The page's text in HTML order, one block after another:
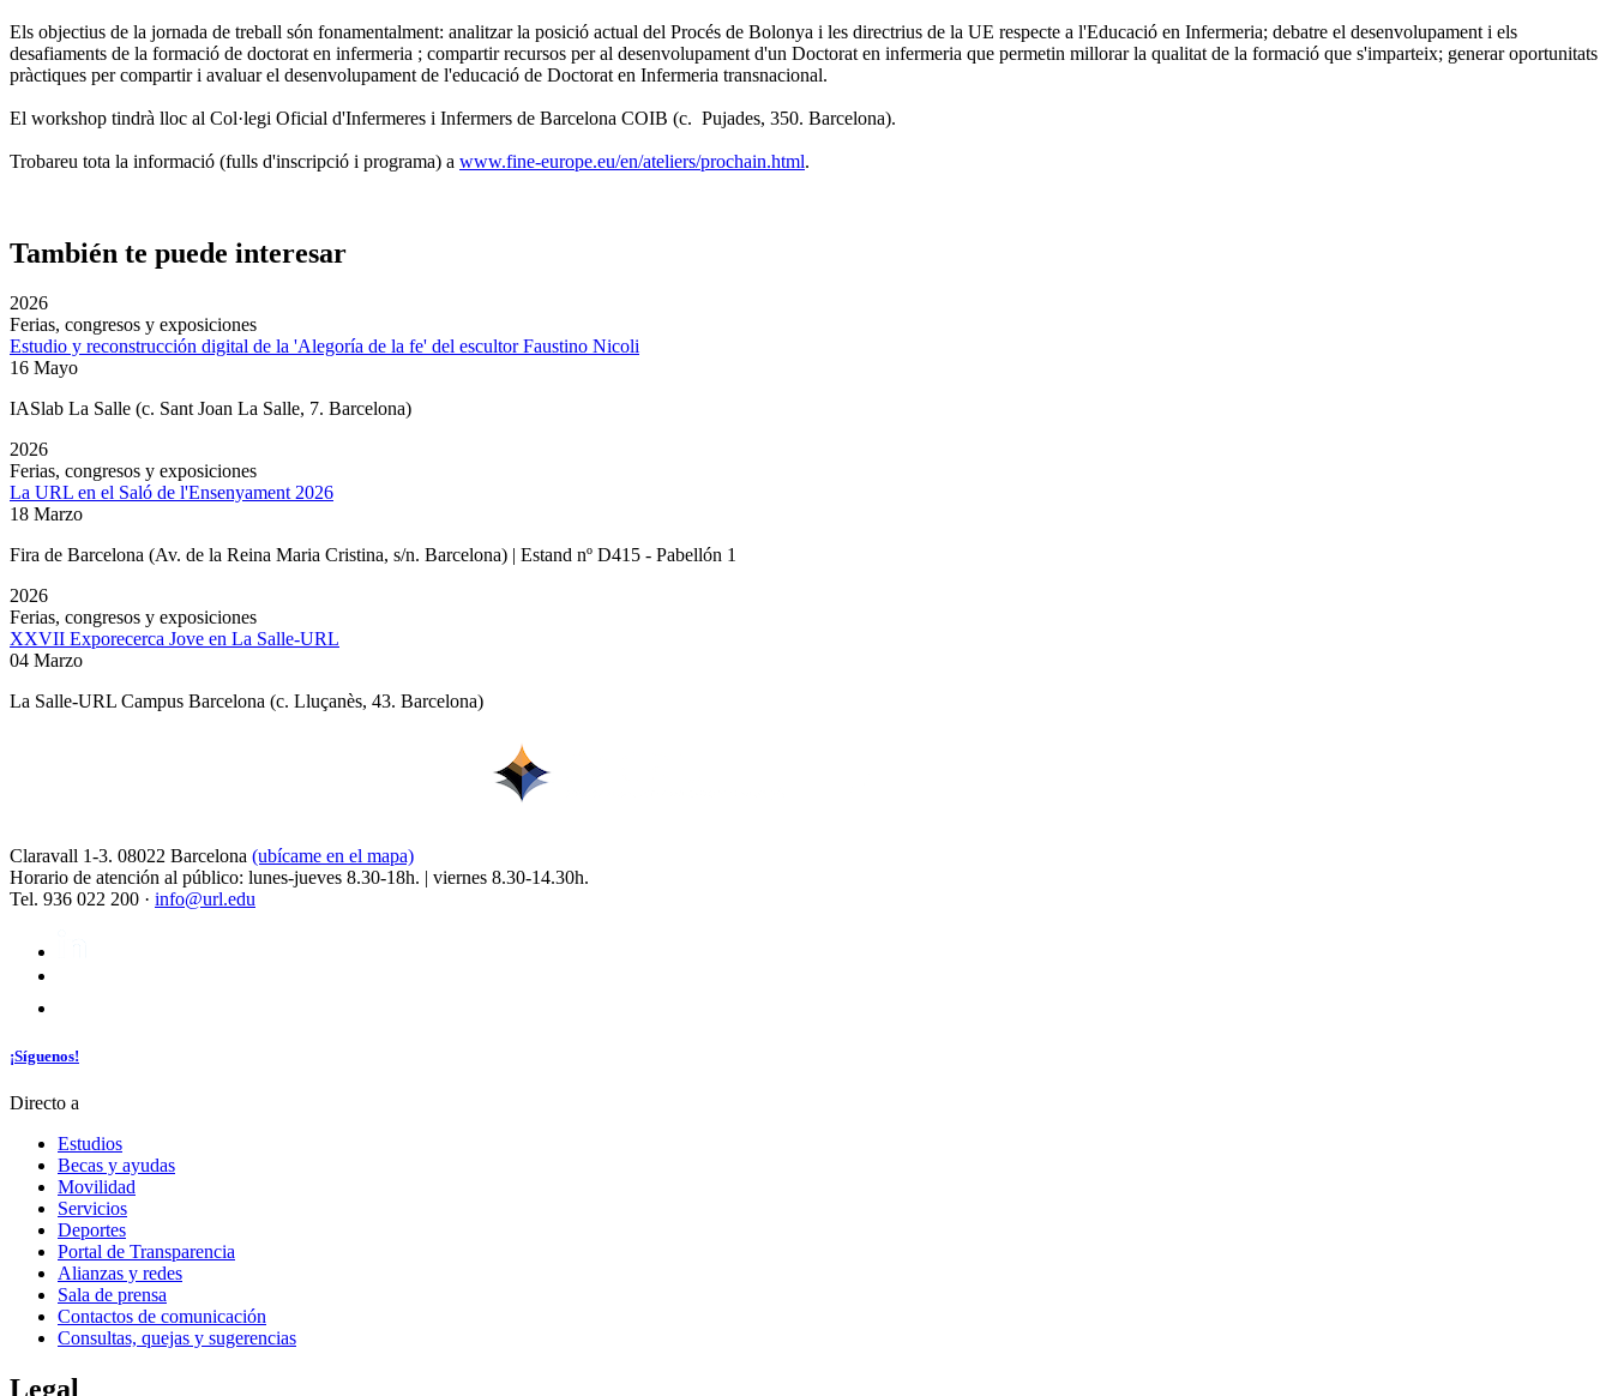
Els objectius de la jornada de treball són fonamentalment: analitzar la posició actual del Procés de Bolonya i les directrius de la UE respecte a l'Educació en Infermeria; debatre el desenvolupament i els
desafiaments de la formació de doctorat en infermeria ; compartir recursos per al desenvolupament d'un Doctorat en infermeria que permetin millorar la qualitat de la formació que s'imparteix; generar oportunitats
pràctiques per compartir i avaluar el desenvolupament de l'educació de Doctorat en Infermeria transnacional.
El workshop tindrà lloc al Col·legi Oficial d'Infermeres i Infermers de Barcelona COIB (c. Pujades, 350. Barcelona).
Trobareu tota la informació (fulls d'inscripció i programa) a www.fine-europe.eu/en/ateliers/prochain.html.
También te puede interesar
2026
Ferias, congresos y exposiciones
Estudio y reconstrucción digital de la 'Alegoría de la fe' del escultor Faustino Nicoli
16 Mayo
IASlab La Salle (c. Sant Joan La Salle, 7. Barcelona)
2026
Ferias, congresos y exposiciones
La URL en el Saló de l'Ensenyament 2026
18 Marzo
Fira de Barcelona (Av. de la Reina Maria Cristina, s/n. Barcelona) | Estand nº D415 - Pabellón 1
2026
Ferias, congresos y exposiciones
XXVII Exporecerca Jove en La Salle-URL
04 Marzo
La Salle-URL Campus Barcelona (c. Lluçanès, 43. Barcelona)
Claravall 1-3. 08022 Barcelona (ubícame en el mapa)
Horario de atención al público: lunes-jueves 8.30-18h. | viernes 8.30-14.30h.
Tel. 936 022 200 · info@url.edu
¡Síguenos!
Directo a
Estudios
Becas y ayudas
Movilidad
Servicios
Deportes
Portal de Transparencia
Alianzas y redes
Sala de prensa
Contactos de comunicación
Consultas, quejas y sugerencias
Legal